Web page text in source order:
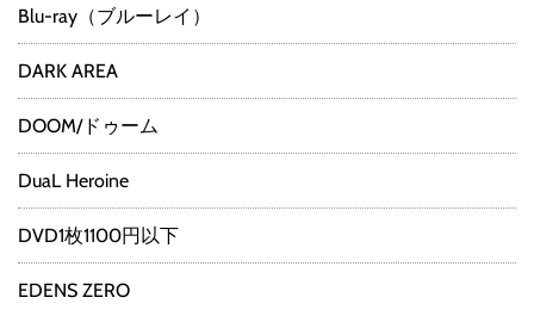
Blu-ray（ブルーレイ）
DARK AREA
DOOM/ドゥーム
DuaL Heroine
DVD1枚1100円以下
EDENS ZERO